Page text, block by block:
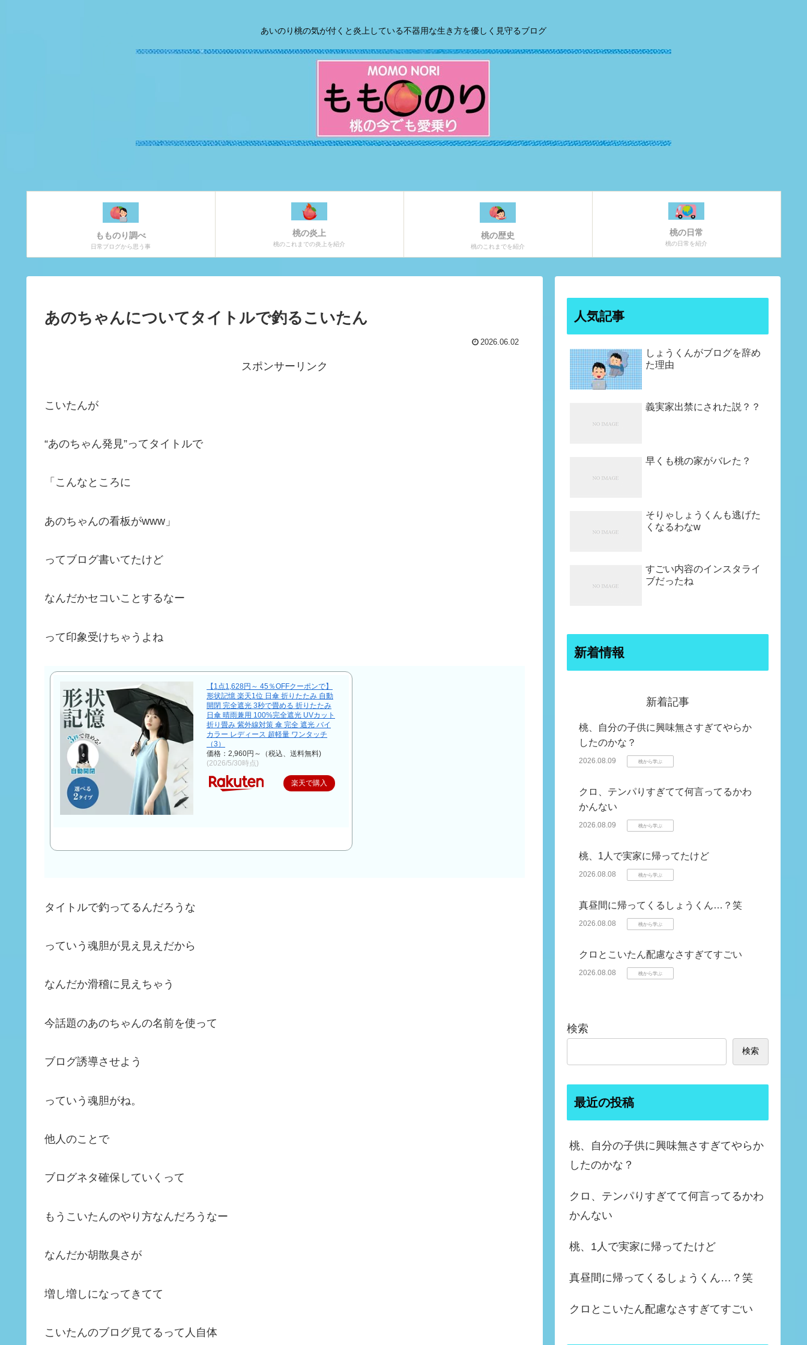
あいのり桃の気が付くと炎上している不器用な生き方を優しく見守るブログ
もものり調べ
日常ブログから思う事
桃の炎上
桃のこれまでの炎上を紹介
桃の歴史
桃のこれまでを紹介
桃の日常
桃の日常を紹介
あのちゃんについてタイトルで釣るこいたん
2026.06.02
スポンサーリンク
こいたんが
“あのちゃん発見”ってタイトルで
「こんなところに
あのちゃんの看板がwww」
ってブログ書いてたけど
なんだかセコいことするなー
って印象受けちゃうよね
【1点1,628円～ 45％OFFクーポンで】
形状記憶 楽天1位 日傘 折りたたみ 自動
開閉 完全遮光 3秒で畳める 折りたたみ
日傘 晴雨兼用 100%完全遮光 UVカット
折り畳み 紫外線対策 傘 完全 遮光 バイ
カラー レディース 超軽量 ワンタッチ
（3）
価格：2,960円～（税込、送料無料)
(2026/5/30時点)
楽天で購入
タイトルで釣ってるんだろうな
っていう魂胆が見え見えだから
なんだか滑稽に見えちゃう
今話題のあのちゃんの名前を使って
ブログ誘導させよう
っていう魂胆がね。
他人のことで
ブログネタ確保していくって
もうこいたんのやり方なんだろうなー
なんだか胡散臭さが
増し増しになってきてて
こいたんのブログ見てるって人自体
人気記事
しょうくんがブログを辞め
た理由
義実家出禁にされた説？？
早くも桃の家がバレた？
そりゃしょうくんも逃げた
くなるわなw
すごい内容のインスタライ
ブだったね
新着情報
新着記事
桃、自分の子供に興味無さすぎてやらか
したのかな？
2026.08.09 桃から学ぶ
クロ、テンパりすぎてて何言ってるかわ
かんない
2026.08.09 桃から学ぶ
桃、1人で実家に帰ってたけど
2026.08.08 桃から学ぶ
真昼間に帰ってくるしょうくん…？笑
2026.08.08 桃から学ぶ
クロとこいたん配慮なさすぎてすごい
2026.08.08 桃から学ぶ
検索
検索
最近の投稿
桃、自分の子供に興味無さすぎてやらか
したのかな？
クロ、テンパりすぎてて何言ってるかわ
かんない
桃、1人で実家に帰ってたけど
真昼間に帰ってくるしょうくん…？笑
クロとこいたん配慮なさすぎてすごい